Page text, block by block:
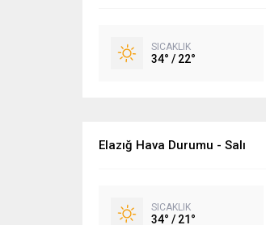
SICAKLIK
34° / 22°
Elazığ Hava Durumu - Salı
SICAKLIK
34° / 21°